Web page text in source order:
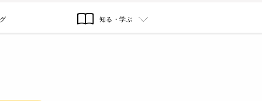
知る・学ぶ